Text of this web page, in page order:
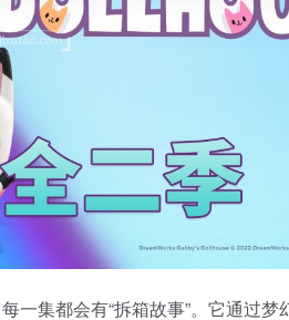
一集都会有“拆箱故事”。它通过梦